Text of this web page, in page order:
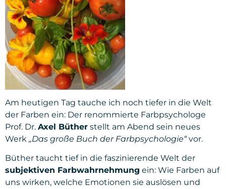
Am heutigen Tag tauche ich noch tiefer in die Welt
der Farben ein: Der renommierte Farbpsychologe
Prof. Dr. Axel Büther stellt am Abend sein neues
Werk „Das große Buch der Farbpsychologie“vor.
Büther taucht tief in die faszinierende Welt der
subjektiven Farbwahrnehmung ein: Wie Farben auf
uns wirken, welche Emotionen sie auslösen und